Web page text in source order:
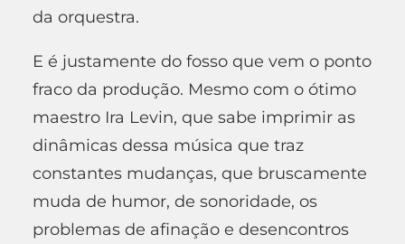
da orquestra.
E é justamente do fosso que vem o ponto
fraco da produção. Mesmo com o ótimo
maestro Ira Levin, que sabe imprimir as
dinâmicas dessa música que traz
constantes mudanças, que bruscamente
muda de humor, de sonoridade, os
problemas de afinação e desencontros